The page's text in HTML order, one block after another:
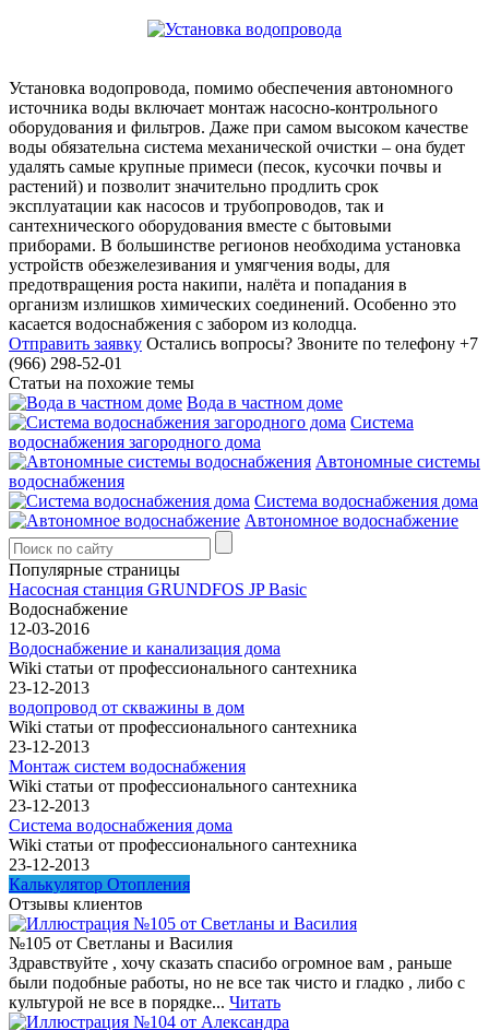
Установка водопровода, помимо обеспечения автономного
источника воды включает монтаж насосно-контрольного
оборудования и фильтров. Даже при самом высоком качестве
воды обязательна система механической очистки – она будет
удалять самые крупные примеси (песок, кусочки почвы и
растений) и позволит значительно продлить срок
эксплуатации как насосов и трубопроводов, так и
сантехнического оборудования вместе с бытовыми
приборами. В большинстве регионов необходима установка
устройств обезжелезивания и умягчения воды, для
предотвращения роста накипи, налёта и попадания в
организм излишков химических соединений. Особенно это
касается водоснабжения с забором из колодца.
Отправить заявку Остались вопросы? Звоните по телефону +7
(966) 298-52-01
Статьи на похожие темы
Вода в частном доме
Система
водоснабжения загородного дома
Автономные системы
водоснабжения
Система водоснабжения дома
Автономное водоснабжение
Популярные страницы
Насосная станция GRUNDFOS JP Basic
Водоснабжение
12-03-2016
Водоснабжение и канализация дома
Wiki статьи от профессионального сантехника
23-12-2013
водопровод от скважины в дом
Wiki статьи от профессионального сантехника
23-12-2013
Монтаж систем водоснабжения
Wiki статьи от профессионального сантехника
23-12-2013
Система водоснабжения дома
Wiki статьи от профессионального сантехника
23-12-2013
Калькулятор Отопления
Отзывы клиентов
№105 от Светланы и Василия
Здравствуйте , хочу сказать спасибо огромное вам , раньше
были подобные работы, но не все так чисто и гладко , либо с
культурой не все в порядке... Читать